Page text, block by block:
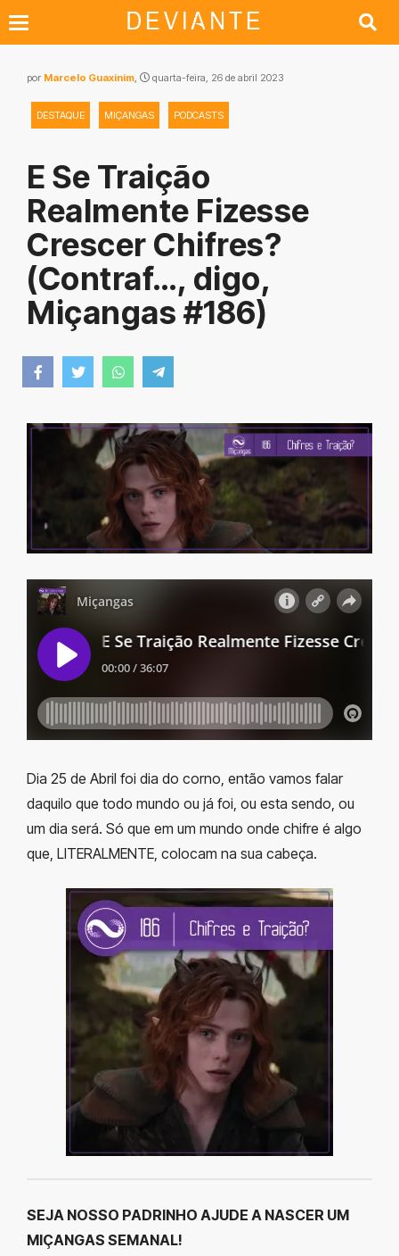
por Marcelo Guaxinim, quarta-feira, 26 de abril 2023
DESTAQUE MIÇANGAS PODCASTS
E Se Traição
Realmente Fizesse
Crescer Chifres?
(Contraf…, digo,
Miçangas #186)
Dia 25 de Abril foi dia do corno, então vamos falar
daquilo que todo mundo ou já foi, ou esta sendo, ou
um dia será. Só que em um mundo onde chifre é algo
que, LITERALMENTE, colocam na sua cabeça.
SEJA NOSSO PADRINHO AJUDE A NASCER UM
MIÇANGAS SEMANAL!